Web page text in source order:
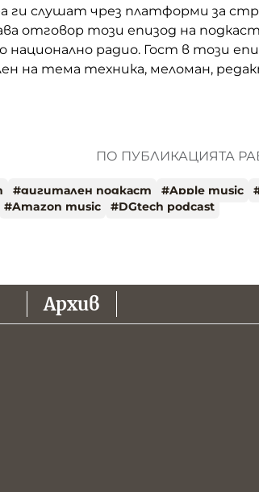
ги слушат чрез платформи за
отговор този епизод на
национално радио. Гост в този
на тема техника, меломан,
ПО ПУБЛИКАЦИЯТА
#дигитален подкаст #Apple music
#Amazon music #DGtech podcast
Архив